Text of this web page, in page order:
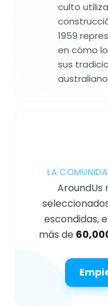
culto
1959
en cómo
sus
LA
AroundUs
escondidas,
más de